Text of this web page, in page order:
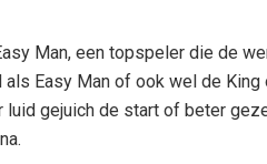
Man, een topspeler die de
Easy Man of ook wel de King
gejuich de start of beter